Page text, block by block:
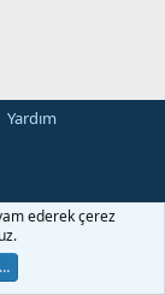
Yardım
ederek çerez